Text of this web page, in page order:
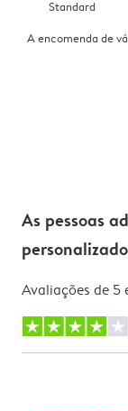
Standard
A encomenda de
As pessoas
Avaliações de 5